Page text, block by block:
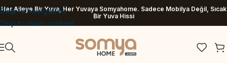
Skip to navigation
Skip to main content
Her Aileye Bir Yuva, Her Yuvaya Somyahome. Sadece Mobilya Değil, Sıcak
Bir Yuva Hissi